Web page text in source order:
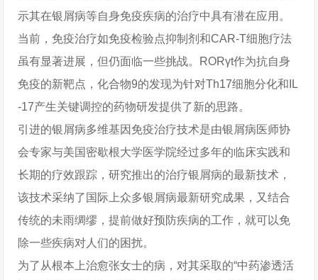
示其在银屑病等自身免疫疾病的治疗中具有潜在应用。
当前，免疫治疗如免疫检验点抑制剂和CAR-T细胞疗法
虽有显著进展，但仍面临一些挑战。RORγt作为抗自身
免疫的新靶点，化合物9的发现为针对Th17细胞分化和IL
-17产生关键调控的药物研发提供了新的思路。
引进的银屑病多维基因免疫治疗技术是由银屑病医师协
会专家与美国密歇根大学医学院经过多年的临床实践和
长期的疗效跟踪，研究推出的治疗银屑病的最新技术，
该技术采纳了国际上众多银屑病最新研究成果，又结合
传统的未雨绸缪，提前做好预防疾病的工作，就可以免
除一些疾病对人们的困扰。
为了从根本上治愈张女士的病，对其采取的“中药渗透活